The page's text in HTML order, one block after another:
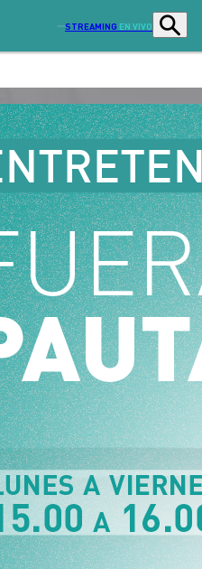
STREAMING EN VIVO
Programas
Actualidad
Economía
Sostenibilidad
Deportes
Opinión
Señal 2